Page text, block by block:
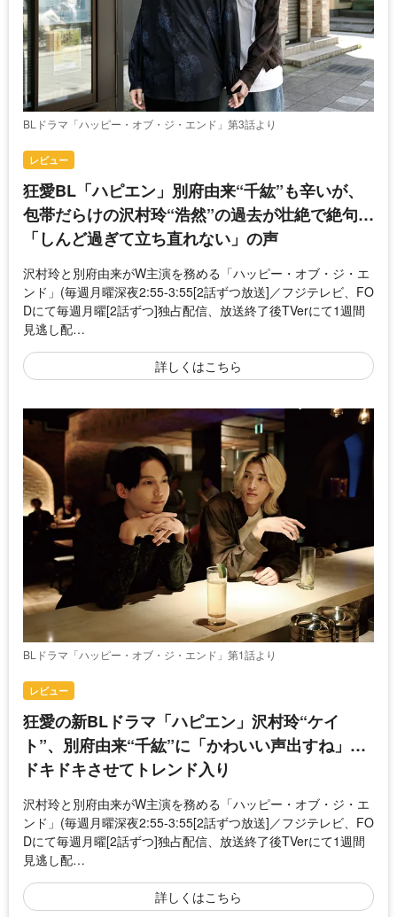
BLドラマ「ハッピー・オブ・ジ・エンド」第3話より
レビュー
狂愛BL「ハピエン」別府由来“千紘”も辛いが、
包帯だらけの沢村玲“浩然”の過去が壮絶で絶句…
「しんど過ぎて立ち直れない」の声
沢村玲と別府由来がW主演を務める「ハッピー・オブ・ジ・エ
ンド」(毎週月曜深夜2:55-3:55[2話ずつ放送]／フジテレビ、FO
Dにて毎週月曜[2話ずつ]独占配信、放送終了後TVerにて1週間
見逃し配…
詳しくはこちら
BLドラマ「ハッピー・オブ・ジ・エンド」第1話より
レビュー
狂愛の新BLドラマ「ハピエン」沢村玲“ケイ
ト”、別府由来“千紘”に「かわいい声出すね」…
ドキドキさせてトレンド入り
沢村玲と別府由来がW主演を務める「ハッピー・オブ・ジ・エ
ンド」(毎週月曜深夜2:55-3:55[2話ずつ放送]／フジテレビ、FO
Dにて毎週月曜[2話ずつ]独占配信、放送終了後TVerにて1週間
見逃し配…
詳しくはこちら